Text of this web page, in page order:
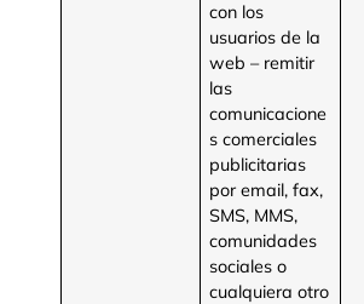
con los
usuarios de la
web – remitir
las
comunicacione
s comerciales
publicitarias
por email, fax,
SMS, MMS,
comunidades
sociales o
cualquiera otro